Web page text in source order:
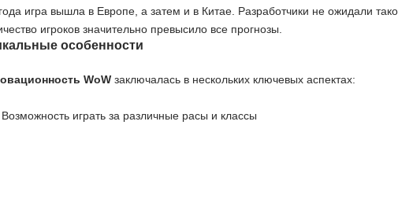
игра вышла в Европе, а затем и в Китае. Разработчики не ожидали
игроков значительно превысило все прогнозы.
особенности
WoW заключалась в нескольких ключевых аспектах:
Возможность играть за различные расы и классы